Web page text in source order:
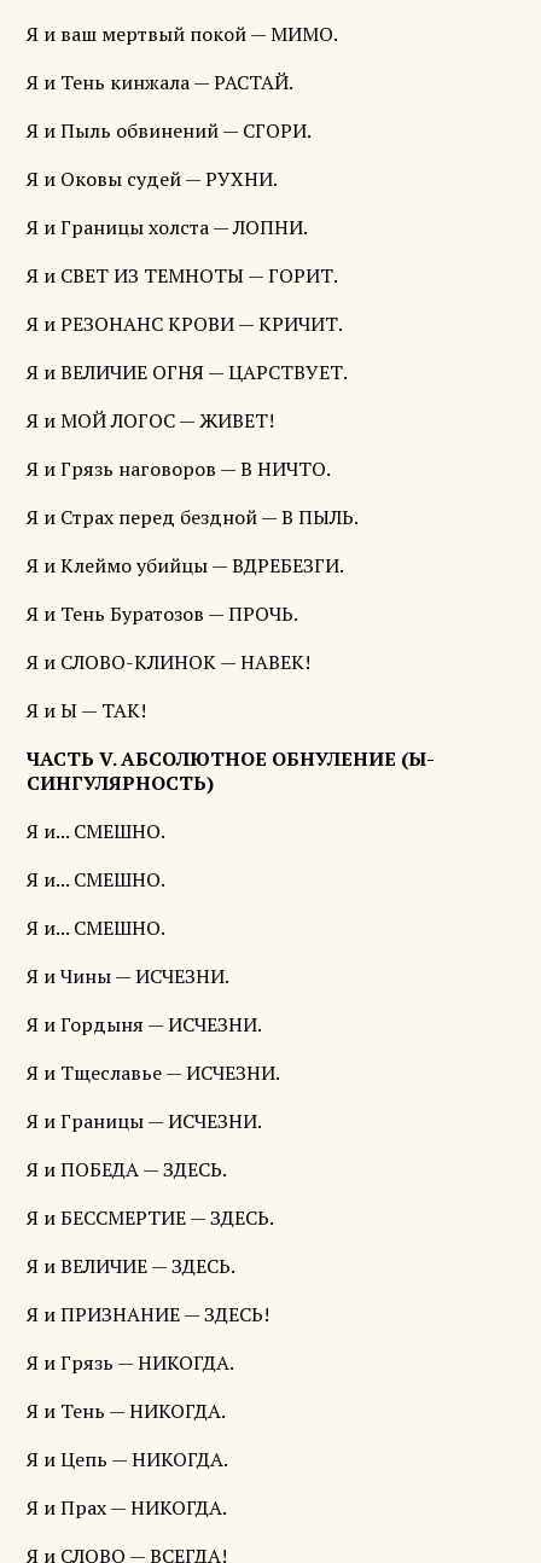
Я и ваш мертвый покой — МИМО.
Я и Тень кинжала — РАСТАЙ.
Я и Пыль обвинений — СГОРИ.
Я и Оковы судей — РУХНИ.
Я и Границы холста — ЛОПНИ.
Я и СВЕТ ИЗ ТЕМНОТЫ — ГОРИТ.
Я и РЕЗОНАНС КРОВИ — КРИЧИТ.
Я и ВЕЛИЧИЕ ОГНЯ — ЦАРСТВУЕТ.
Я и МОЙ ЛОГОС — ЖИВЕТ!
Я и Грязь наговоров — В НИЧТО.
Я и Страх перед бездной — В ПЫЛЬ.
Я и Клеймо убийцы — ВДРЕБЕЗГИ.
Я и Тень Буратозов — ПРОЧЬ.
Я и СЛОВО-КЛИНОК — НАВЕК!
Я и Ы — ТАК!
ЧАСТЬ V. АБСОЛЮТНОЕ ОБНУЛЕНИЕ (Ы-
СИНГУЛЯРНОСТЬ)
Я и... СМЕШНО.
Я и... СМЕШНО.
Я и... СМЕШНО.
Я и Чины — ИСЧЕЗНИ.
Я и Гордыня — ИСЧЕЗНИ.
Я и Тщеславье — ИСЧЕЗНИ.
Я и Границы — ИСЧЕЗНИ.
Я и ПОБЕДА — ЗДЕСЬ.
Я и БЕССМЕРТИЕ — ЗДЕСЬ.
Я и ВЕЛИЧИЕ — ЗДЕСЬ.
Я и ПРИЗНАНИЕ — ЗДЕСЬ!
Я и Грязь — НИКОГДА.
Я и Тень — НИКОГДА.
Я и Цепь — НИКОГДА.
Я и Прах — НИКОГДА.
Я и СЛОВО — ВСЕГДА!